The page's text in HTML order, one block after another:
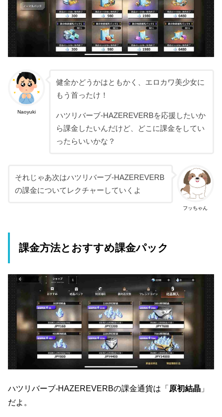
Naoyuki
健全かどうかはともかく、エロカワ美少女に
もう首ったけ！
ハツリバーブ-HAZEREVERBを応援したいか
ら課金したいんだけど、どこに課金をしてい
ったらいいかな？
フッちゃん
それじゃあ次はハツリバーブ-HAZEREVERB
の課金についてレクチャーしていくよ
課金方法とおすすめ課金パック
ハツリバーブ-HAZEREVERBの課金通貨は「原初結晶 」
だよ。